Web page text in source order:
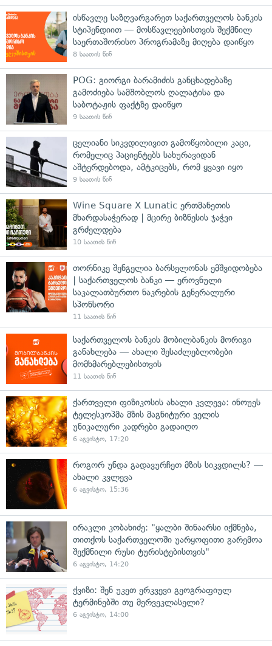
ისწავლე საზღვარგარეთ საქართველოს ბანკის
სტიპენდიით — მოსწავლეებისთვის შექმნილ
საერთაშორისო პროგრამაზე მიღება დაიწყო
8 საათის წინ
POG: გიორგი ბარამიძის განცხადებაზე
გამოძიება სამშობლოს ღალატისა და
საბოტაჟის ფაქტზე დაიწყო
9 საათის წინ
ცელიანი სიკვდილივით გამოწყობილი კაცი,
რომელიც პაციენტებს სახურავიდან
აშტერდებოდა, ამტკიცებს, რომ ყვავი იყო
9 საათის წინ
Wine Square X Lunatic ერთმანეთის
მხარდასაჭერად | მცირე ბიზნესის ჯაჭვი
გრძელდება
10 საათის წინ
თორნიკე შენგელია ბარსელონას ემშვიდობება
| საქართველოს ბანკი — ეროვნული
საკალათბურთო ნაკრების გენერალური
სპონსორი
11 საათის წინ
საქართველოს ბანკის მობილბანკის მორიგი
განახლება — ახალი შესაძლებლობები
მომხმარებლებისთვის
11 საათის წინ
ქართველი ფიზიკოსის ახალი კვლევა: ინოუეს
ტელესკოპმა მზის მაგნიტური ველის
უნიკალური კადრები გადაიღო
6 აგვისტო, 17:20
როგორ უნდა გადავურჩეთ მზის სიკვდილს? —
ახალი კვლევა
6 აგვისტო, 15:36
ირაკლი კობახიძე: "ყალბი შინაარსი იქმნება,
თითქოს საქართველოში უარყოფითი გარემოა
შექმნილი რუსი ტურისტებისთვის"
6 აგვისტო, 14:20
ქვიზი: შენ უკეთ ერკვევი გეოგრაფიულ
ტერმინებში თუ მერვეკლასელი?
6 აგვისტო, 14:00